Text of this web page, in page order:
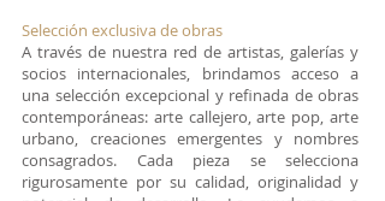
Selección exclusiva de obras
A través de nuestra red de artistas, galerías y
socios internacionales, brindamos acceso a
una selección excepcional y refinada de obras
contemporáneas: arte callejero, arte pop, arte
urbano, creaciones emergentes y nombres
consagrados. Cada pieza se selecciona
rigurosamente por su calidad, originalidad y